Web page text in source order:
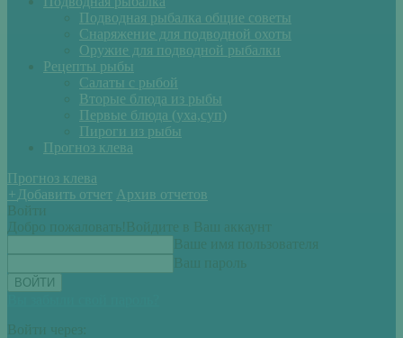
Подводная рыбалка общие советы
Снаряжение для подводной охоты
Оружие для подводной рыбалки
Рецепты рыбы
Салаты с рыбой
Вторые блюда из рыбы
Первые блюда (уха,суп)
Пироги из рыбы
Прогноз клева
Прогноз клева
+ Добавить отчет Архив отчетов
Войти
Добро пожаловать! Войдите в Ваш аккаунт
Ваше имя пользователя
Ваш пароль
Войти через: